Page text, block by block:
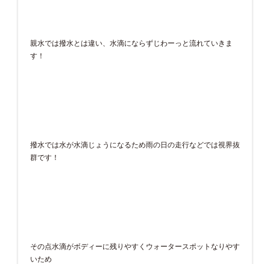
親水では撥水とは違い、水滴にならずじわーっと流れていきま
す！
撥水では水が水滴じょうになるため雨の日の走行などでは視界抜
群です！
その点水滴がボディーに残りやすくウォータースポットなりやす
いため